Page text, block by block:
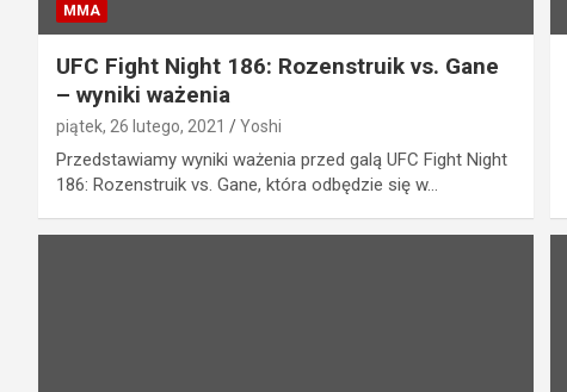
MMA
UFC Fight Night 186: Rozenstruik vs. Gane
– wyniki ważenia
piątek, 26 lutego, 2021 Yoshi
Przedstawiamy wyniki ważenia przed galą UFC Fight Night
186: Rozenstruik vs. Gane, która odbędzie się w…